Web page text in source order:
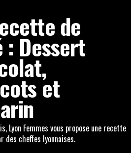
de
: Dessert
et
Lyon Femmes vous propose une recette
des cheffes lyonnaises.